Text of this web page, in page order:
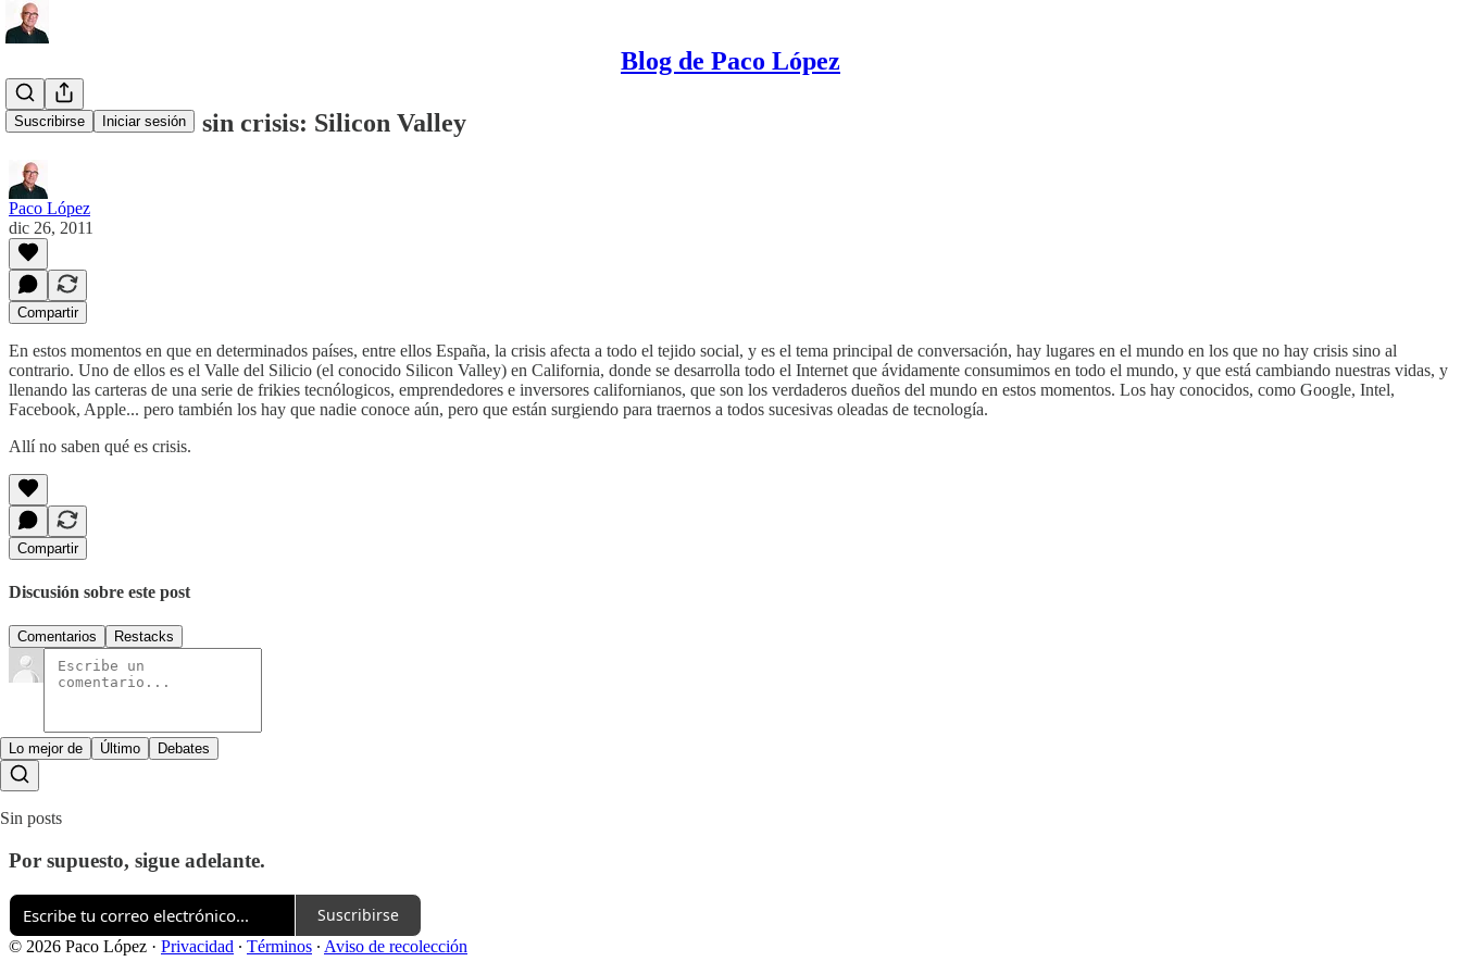
Blog de Paco López
Suscribirse Iniciar sesión
Existe un mundo sin crisis: Silicon Valley
Paco López
dic 26, 2011
Compartir
En estos momentos en que en determinados países, entre ellos España, la crisis afecta a todo el tejido social, y es el tema principal de conversación, hay lugares en el mundo en los que no hay crisis sino al
contrario. Uno de ellos es el Valle del Silicio (el conocido Silicon Valley) en California, donde se desarrolla todo el Internet que ávidamente consumimos en todo el mundo, y que está cambiando nuestras vidas, y
llenando las carteras de una serie de frikies tecnólogicos, emprendedores e inversores californianos, que son los verdaderos dueños del mundo en estos momentos. Los hay conocidos, como Google, Intel,
Facebook, Apple... pero también los hay que nadie conoce aún, pero que están surgiendo para traernos a todos sucesivas oleadas de tecnología.
Allí no saben qué es crisis.
Compartir
Discusión sobre este post
Comentarios Restacks
Lo mejor de Último Debates
Sin posts
Por supuesto, sigue adelante.
Suscribirse
© 2026 Paco López · Privacidad ∙ Términos ∙ Aviso de recolección